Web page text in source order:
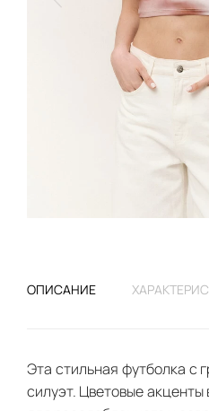
ОПИСАНИЕ
Эта стильная футболка с
силуэт. Цветовые